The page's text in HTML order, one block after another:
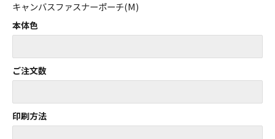
キャンバスファスナーポーチ(M)
本体色
ご注文数
印刷方法